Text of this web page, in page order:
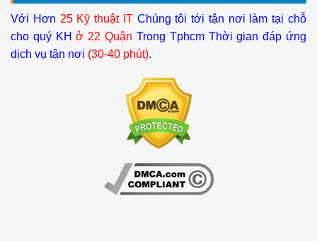
Với Hơn 25 Kỹ thuật ITChúng tôi tới tận nơi làm tại chỗ
cho quý KHở 22 Quận Trong Tphcm Thời gian đáp ứng
dịch vụ tận nơi (30-40 phút).